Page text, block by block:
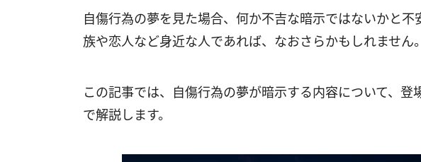
自傷行為の夢を見た場合、何か不吉な暗示ではないかと
族や恋人など身近な人であれば、なおさらかもしれません。
この記事では、自傷行為の夢が暗示する内容について、登
で解説します。